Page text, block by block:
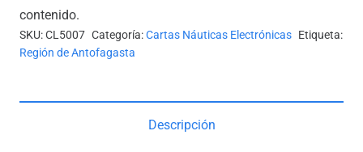
contenido.
SKU:CL5007 Categoría:Cartas Náuticas Electrónicas Etiqueta:
Región de Antofagasta
Descripción